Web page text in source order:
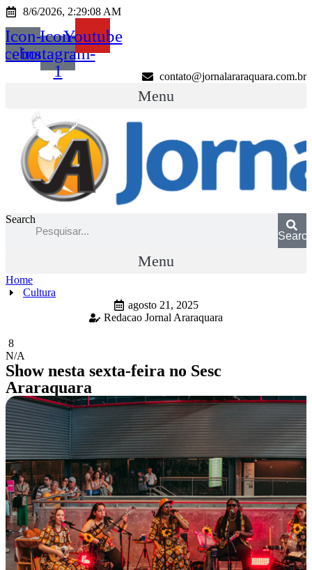
Ir
conteúdo
8/6/2026, 2:29:08 AM
Icon-Icon-
instagram-
1
Youtube
contato@jornalararaquara.com.br
Menu
Search
Menu
Home
Cultura
agosto 21, 2025
Redacao Jornal Araraquara
8
N/A
Show nesta sexta-feira no Sesc
Araraquara